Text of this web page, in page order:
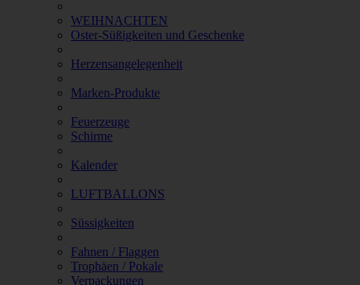
WEIHNACHTEN
Oster-Süßigkeiten und Geschenke
Herzensangelegenheit
Marken-Produkte
Feuerzeuge
Schirme
Kalender
LUFTBALLONS
Süssigkeiten
Fahnen / Flaggen
Trophäen / Pokale
Verpackungen